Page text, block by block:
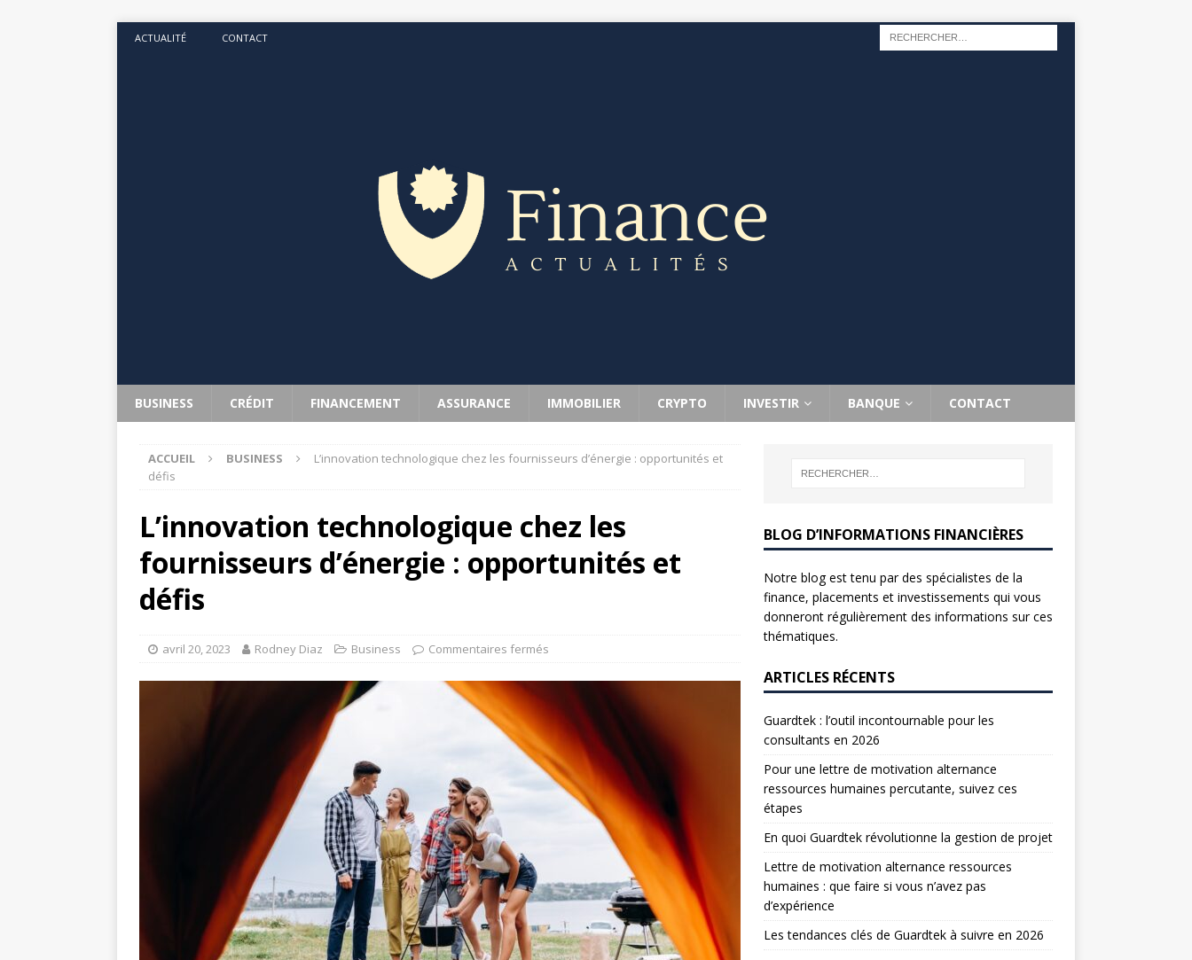
ACTUALITÉ CONTACT
BUSINESS CRÉDIT FINANCEMENT ASSURANCE IMMOBILIER CRYPTO INVESTIR BANQUE CONTACT
ACCUEIL BUSINESS
L’innovation technologique chez les fournisseurs d’énergie : opportunités et
défis
L’innovation technologique chez les
fournisseurs d’énergie : opportunités et
défis
avril 20, 2023 Rodney Diaz Business Commentaires fermés
BLOG D’INFORMATIONS FINANCIÈRES
Notre blog est tenu par des spécialistes de la
finance, placements et investissements qui vous
donneront régulièrement des informations sur ces
thématiques.
ARTICLES RÉCENTS
Guardtek : l’outil incontournable pour les
consultants en 2026
Pour une lettre de motivation alternance
ressources humaines percutante, suivez ces
étapes
En quoi Guardtek révolutionne la gestion de projet
Lettre de motivation alternance ressources
humaines : que faire si vous n’avez pas
d’expérience
Les tendances clés de Guardtek à suivre en 2026